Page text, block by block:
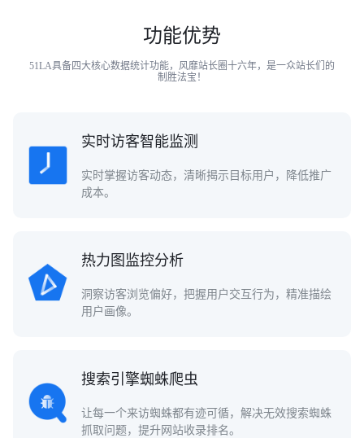
功能优势
51LA具备四大核心数据统计功能，风靡站长圈十六年，是一众站长们的
制胜法宝！
实时访客智能监测
实时掌握访客动态，清晰揭示目标用户，降低推广
成本。
热力图监控分析
洞察访客浏览偏好，把握用户交互行为，精准描绘
用户画像。
搜索引擎蜘蛛爬虫
让每一个来访蜘蛛都有迹可循，解决无效搜索蜘蛛
抓取问题，提升网站收录排名。